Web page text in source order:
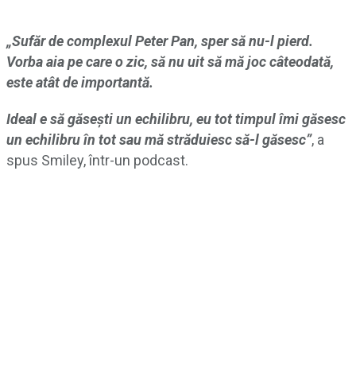
„Sufăr de complexul Peter Pan, sper să nu-l pierd.
Vorba aia pe care o zic, să nu uit să mă joc câteodată,
este atât de importantă.
Ideal e să găsești un echilibru, eu tot timpul îmi găsesc
un echilibru în tot sau mă străduiesc să-l găsesc”, a
spus Smiley, într-un podcast.